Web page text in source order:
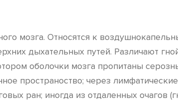
мозга. Относятся к
дыхательных путей. Различают
оболочки мозга пропитаны
пространоство; через
ран; иногда из отдаленных очагов